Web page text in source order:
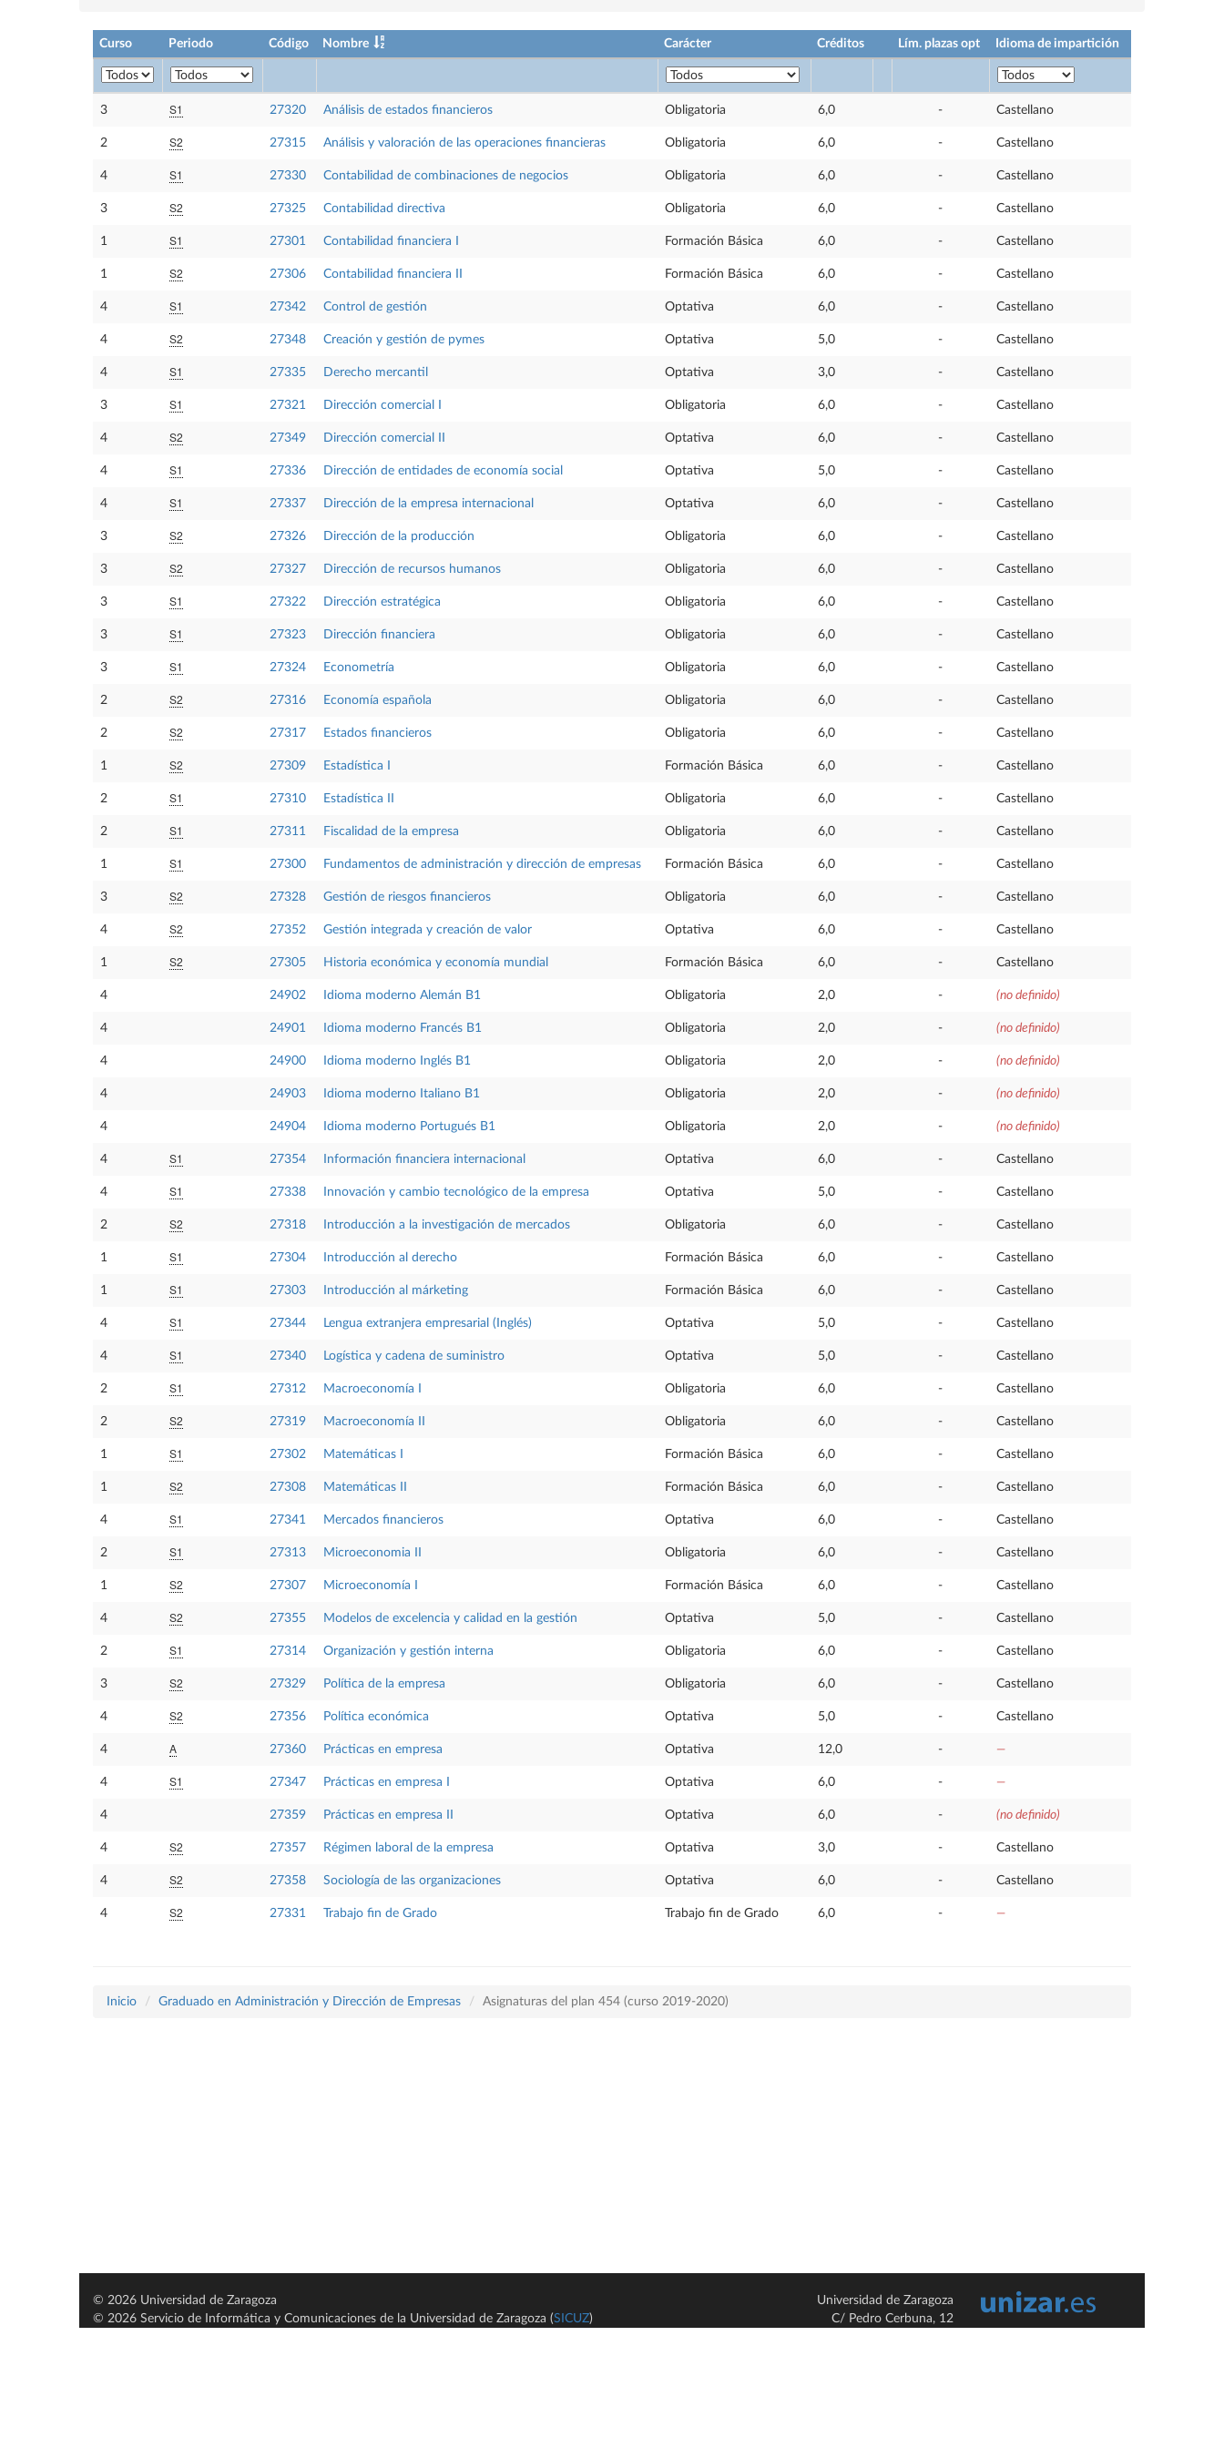
Curso Periodo Código Nombre Carácter Créditos Lím. plazas opt Idioma de impartición
3 S1 27320 Análisis de estados financieros Obligatoria 6,0 - Castellano
2 S2 27315 Análisis y valoración de las operaciones financieras Obligatoria 6,0 - Castellano
4 S1 27330 Contabilidad de combinaciones de negocios Obligatoria 6,0 - Castellano
3 S2 27325 Contabilidad directiva Obligatoria 6,0 - Castellano
1 S1 27301 Contabilidad financiera I Formación Básica 6,0 - Castellano
1 S2 27306 Contabilidad financiera II Formación Básica 6,0 - Castellano
4 S1 27342 Control de gestión Optativa 6,0 - Castellano
4 S2 27348 Creación y gestión de pymes Optativa 5,0 - Castellano
4 S1 27335 Derecho mercantil Optativa 3,0 - Castellano
3 S1 27321 Dirección comercial I Obligatoria 6,0 - Castellano
4 S2 27349 Dirección comercial II Optativa 6,0 - Castellano
4 S1 27336 Dirección de entidades de economía social Optativa 5,0 - Castellano
4 S1 27337 Dirección de la empresa internacional Optativa 6,0 - Castellano
3 S2 27326 Dirección de la producción Obligatoria 6,0 - Castellano
3 S2 27327 Dirección de recursos humanos Obligatoria 6,0 - Castellano
3 S1 27322 Dirección estratégica Obligatoria 6,0 - Castellano
3 S1 27323 Dirección financiera Obligatoria 6,0 - Castellano
3 S1 27324 Econometría Obligatoria 6,0 - Castellano
2 S2 27316 Economía española Obligatoria 6,0 - Castellano
2 S2 27317 Estados financieros Obligatoria 6,0 - Castellano
1 S2 27309 Estadística I Formación Básica 6,0 - Castellano
2 S1 27310 Estadística II Obligatoria 6,0 - Castellano
2 S1 27311 Fiscalidad de la empresa Obligatoria 6,0 - Castellano
1 S1 27300 Fundamentos de administración y dirección de empresas Formación Básica 6,0 - Castellano
3 S2 27328 Gestión de riesgos financieros Obligatoria 6,0 - Castellano
4 S2 27352 Gestión integrada y creación de valor Optativa 6,0 - Castellano
1 S2 27305 Historia económica y economía mundial Formación Básica 6,0 - Castellano
4 24902 Idioma moderno Alemán B1 Obligatoria 2,0 - (no definido)
4 24901 Idioma moderno Francés B1 Obligatoria 2,0 - (no definido)
4 24900 Idioma moderno Inglés B1 Obligatoria 2,0 - (no definido)
4 24903 Idioma moderno Italiano B1 Obligatoria 2,0 - (no definido)
4 24904 Idioma moderno Portugués B1 Obligatoria 2,0 - (no definido)
4 S1 27354 Información financiera internacional Optativa 6,0 - Castellano
4 S1 27338 Innovación y cambio tecnológico de la empresa Optativa 5,0 - Castellano
2 S2 27318 Introducción a la investigación de mercados Obligatoria 6,0 - Castellano
1 S1 27304 Introducción al derecho Formación Básica 6,0 - Castellano
1 S1 27303 Introducción al márketing Formación Básica 6,0 - Castellano
4 S1 27344 Lengua extranjera empresarial (Inglés) Optativa 5,0 - Castellano
4 S1 27340 Logística y cadena de suministro Optativa 5,0 - Castellano
2 S1 27312 Macroeconomía I Obligatoria 6,0 - Castellano
2 S2 27319 Macroeconomía II Obligatoria 6,0 - Castellano
1 S1 27302 Matemáticas I Formación Básica 6,0 - Castellano
1 S2 27308 Matemáticas II Formación Básica 6,0 - Castellano
4 S1 27341 Mercados financieros Optativa 6,0 - Castellano
2 S1 27313 Microeconomia II Obligatoria 6,0 - Castellano
1 S2 27307 Microeconomía I Formación Básica 6,0 - Castellano
4 S2 27355 Modelos de excelencia y calidad en la gestión Optativa 5,0 - Castellano
2 S1 27314 Organización y gestión interna Obligatoria 6,0 - Castellano
3 S2 27329 Política de la empresa Obligatoria 6,0 - Castellano
4 S2 27356 Política económica Optativa 5,0 - Castellano
4 A 27360 Prácticas en empresa Optativa 12,0 - —
4 S1 27347 Prácticas en empresa I Optativa 6,0 - —
4 27359 Prácticas en empresa II Optativa 6,0 - (no definido)
4 S2 27357 Régimen laboral de la empresa Optativa 3,0 - Castellano
4 S2 27358 Sociología de las organizaciones Optativa 6,0 - Castellano
4 S2 27331 Trabajo fin de Grado Trabajo fin de Grado 6,0 - —
Inicio Graduado en Administración y Dirección de Empresas Asignaturas del plan 454 (curso 2019-2020)
© 2026 Universidad de Zaragoza
© 2026 Servicio de Informática y Comunicaciones de la Universidad de Zaragoza (SICUZ)
Universidad de Zaragoza
C/ Pedro Cerbuna, 12